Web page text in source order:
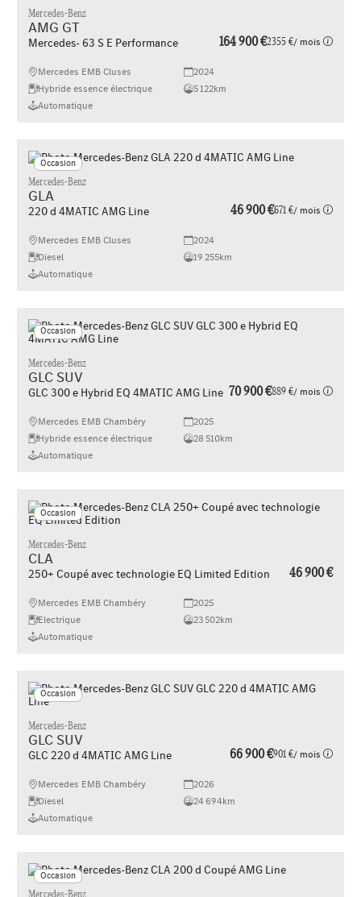
Mercedes-Benz
AMG GT
Mercedes- 63 S E Performance 164 900 €2355 €/ mois
Mercedes EMB Cluses
2024
Hybride essence électrique
5 122km
Automatique
Occasion
Mercedes-Benz
GLA
220 d 4MATIC AMG Line 46 900 €671 €/ mois
Mercedes EMB Cluses
2024
Diesel
19 255km
Automatique
Occasion
Mercedes-Benz
GLC SUV
GLC 300 e Hybrid EQ 4MATIC AMG Line 70 900 €889 €/ mois
Mercedes EMB Chambéry
2025
Hybride essence électrique
28 510km
Automatique
Occasion
Mercedes-Benz
CLA
250+ Coupé avec technologie EQ Limited Edition 46 900 €
Mercedes EMB Chambéry
2025
Electrique
23 502km
Automatique
Occasion
Mercedes-Benz
GLC SUV
GLC 220 d 4MATIC AMG Line 66 900 €901 €/ mois
Mercedes EMB Chambéry
2026
Diesel
24 694km
Automatique
Occasion
Mercedes-Benz